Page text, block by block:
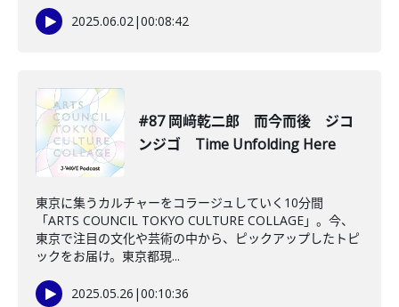
2025.06.02|00:08:42
#87 岡﨑乾二郎 而今而後 ジコ
ンジゴ Time Unfolding Here
東京に集うカルチャーをコラージュしていく10分間
「ARTS COUNCIL TOKYO CULTURE COLLAGE」。今、
東京で注目の文化や芸術の中から、ピックアップしたトピ
ックをお届け。東京都現...
2025.05.26 |00:10:36